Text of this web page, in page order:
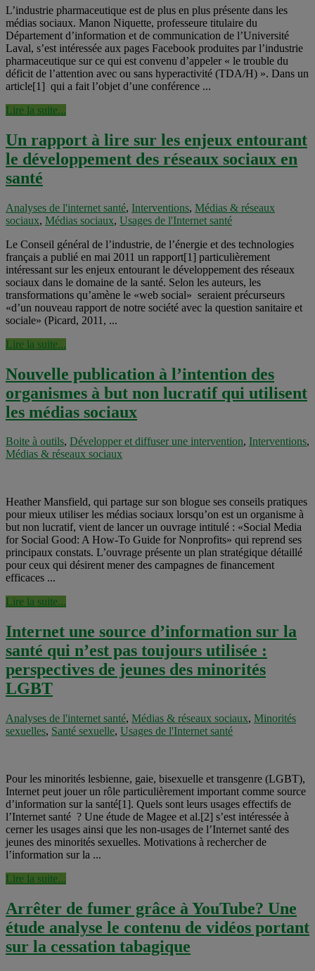
L’industrie pharmaceutique est de plus en plus présente dans les
médias sociaux. Manon Niquette, professeure titulaire du
Département d’information et de communication de l’Université
Laval, s’est intéressée aux pages Facebook produites par l’industrie
pharmaceutique sur ce qui est convenu d’appeler « le trouble du
déficit de l’attention avec ou sans hyperactivité (TDA/H) ». Dans un
article[1] qui a fait l’objet d’une conférence ...
Lire la suite...
Un rapport à lire sur les enjeux entourant
le développement des réseaux sociaux en
santé
Analyses de l'internet santé, Interventions, Médias & réseaux
sociaux, Médias sociaux, Usages de l'Internet santé
Le Conseil général de l’industrie, de l’énergie et des technologies
français a publié en mai 2011 un rapport[1] particulièrement
intéressant sur les enjeux entourant le développement des réseaux
sociaux dans le domaine de la santé. Selon les auteurs, les
transformations qu’amène le «web social» seraient précurseurs
«d’un nouveau rapport de notre société avec la question sanitaire et
sociale» (Picard, 2011, ...
Lire la suite...
Nouvelle publication à l’intention des
organismes à but non lucratif qui utilisent
les médias sociaux
Boite à outils, Développer et diffuser une intervention, Interventions,
Médias & réseaux sociaux
Heather Mansfield, qui partage sur son blogue ses conseils pratiques
pour mieux utiliser les médias sociaux lorsqu’on est un organisme à
but non lucratif, vient de lancer un ouvrage intitulé : «Social Media
for Social Good: A How-To Guide for Nonprofits» qui reprend ses
principaux constats. L’ouvrage présente un plan stratégique détaillé
pour ceux qui désirent mener des campagnes de financement
efficaces ...
Lire la suite...
Internet une source d’information sur la
santé qui n’est pas toujours utilisée :
perspectives de jeunes des minorités
LGBT
Analyses de l'internet santé, Médias & réseaux sociaux, Minorités
sexuelles, Santé sexuelle, Usages de l'Internet santé
Pour les minorités lesbienne, gaie, bisexuelle et transgenre (LGBT),
Internet peut jouer un rôle particulièrement important comme source
d’information sur la santé[1]. Quels sont leurs usages effectifs de
l’Internet santé ? Une étude de Magee et al.[2] s’est intéressée à
cerner les usages ainsi que les non-usages de l’Internet santé des
jeunes des minorités sexuelles. Motivations à rechercher de
l’information sur la ...
Lire la suite...
Arrêter de fumer grâce à YouTube? Une
étude analyse le contenu de vidéos portant
sur la cessation tabagique